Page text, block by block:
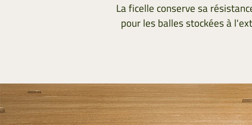
La ficelle conserve sa
pour les balles stockées à